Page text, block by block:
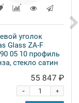
уголок
Glass ZA-F
05 10 профиль
стекло сатин
55 847 ₽
+
-